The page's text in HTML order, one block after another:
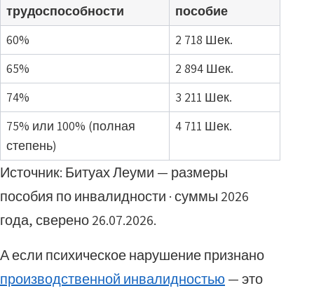
трудоспособности
пособие
60%
2 718 Шек.
65%
2 894 Шек.
74%
3 211 Шек.
75% или 100% (полная
степень)
4 711 Шек.
Источник: Битуах Леуми — размеры
пособия по инвалидности · суммы 2026
года, сверено 26.07.2026.
А если психическое нарушение признано
производственной инвалидностью— это